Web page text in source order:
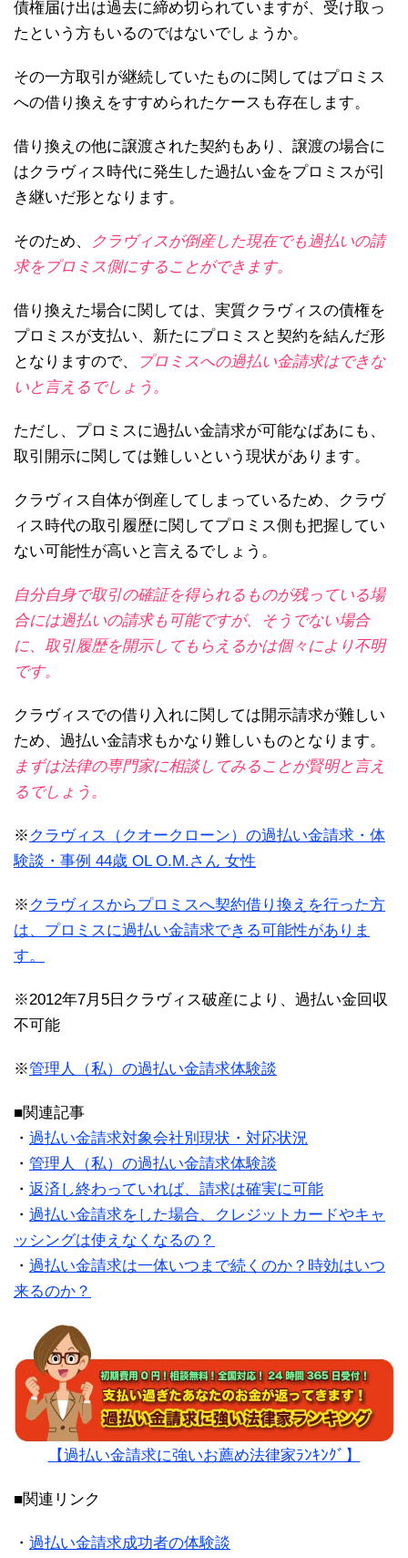
債権届け出は過去に締め切られていますが、受け取っ
たという方もいるのではないでしょうか。
その一方取引が継続していたものに関してはプロミス
への借り換えをすすめられたケースも存在します。
借り換えの他に譲渡された契約もあり、譲渡の場合に
はクラヴィス時代に発生した過払い金をプロミスが引
き継いだ形となります。
そのため、
クラヴィスが倒産した現在でも過払いの請
求をプロミス側にすることができます。
借り換えた場合に関しては、実質クラヴィスの債権を
プロミスが支払い、新たにプロミスと契約を結んだ形
となりますので、
プロミスへの過払い金請求はできな
いと言えるでしょう。
ただし、プロミスに過払い金請求が可能なばあにも、
取引開示に関しては難しいという現状があります。
クラヴィス自体が倒産してしまっているため、クラヴ
ィス時代の取引履歴に関してプロミス側も把握してい
ない可能性が高いと言えるでしょう。
自分自身で取引の確証を得られるものが残っている場
合には過払いの請求も可能ですが、そうでない場合
に、取引履歴を開示してもらえるかは個々により不明
です。
クラヴィスでの借り入れに関しては開示請求が難しい
ため、過払い金請求もかなり難しいものとなります。
まずは法律の専門家に相談してみることが賢明と言え
るでしょう。
※ クラヴィス（クオークローン）の過払い金請求・体
験談・事例 44歳 OL O.M.さん 女性
※ クラヴィスからプロミスへ契約借り換えを行った方
は、プロミスに過払い金請求できる可能性がありま
す。
※2012年7月5日クラヴィス破産により、過払い金回収
不可能
※管理人（私）の過払い金請求体験談
■関連記事
・ 過払い金請求対象会社別現状・対応状況
・ 管理人（私）の過払い金請求体験談
・ 返済し終わっていれば、請求は確実に可能
・ 過払い金請求をした場合、クレジットカードやキャ
ッシングは使えなくなるの？
・ 過払い金請求は一体いつまで続くのか？時効はいつ
来るのか？
【過払い金請求に強いお薦め法律家ﾗﾝｷﾝｸﾞ】
■関連リンク
・ 過払い金請求成功者の体験談